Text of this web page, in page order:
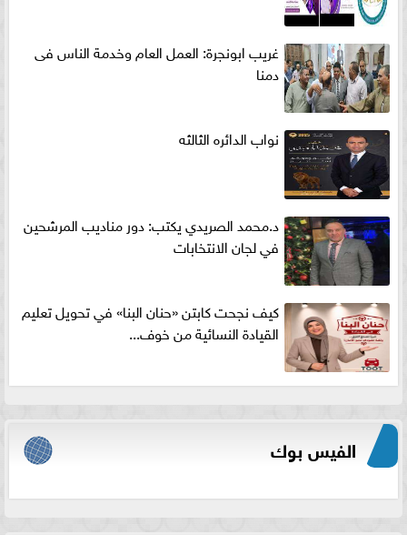
غريب ابونجرة: العمل العام وخدمة الناس فى
دمنا
نواب الدائره الثالثه
د.محمد الصريدي يكتب: دور مناديب المرشحين
في لجان الانتخابات
كيف نجحت كابتن «حنان البنا» في تحويل تعليم
القيادة النسائية من خوف...
الفيس بوك